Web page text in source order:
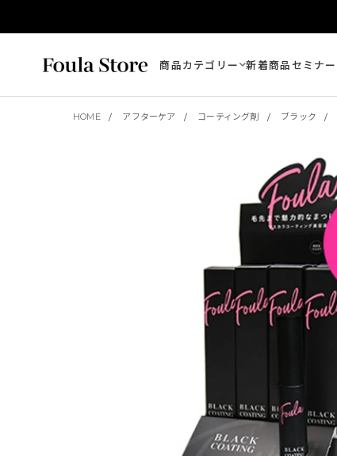
商品カテゴリー 新着商品セミナー
HOME アフターケア コーティング剤 ブラック